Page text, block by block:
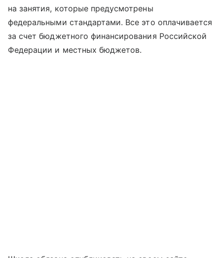
на занятия, которые предусмотрены
федеральными стандартами. Все это оплачивается
за счет бюджетного финансирования Российской
Федерации и местных бюджетов.